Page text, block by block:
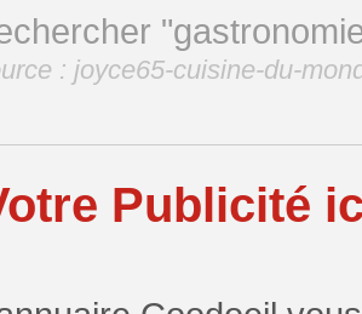
: joyce65-cuisine-du-
Publicité